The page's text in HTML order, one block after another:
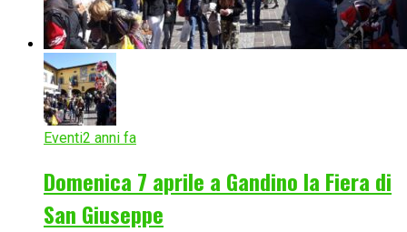
Eventi2 anni fa
Domenica 7 aprile a Gandino la Fiera di
San Giuseppe